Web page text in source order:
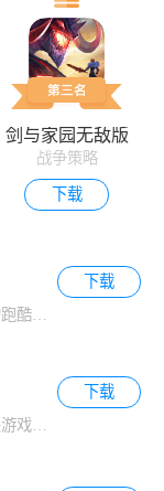
剑与家园无敌版
战争策略
下载
下载
下载